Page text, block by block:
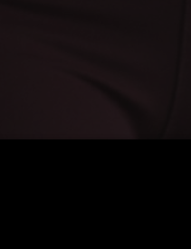
dobývají maratony a triatlony